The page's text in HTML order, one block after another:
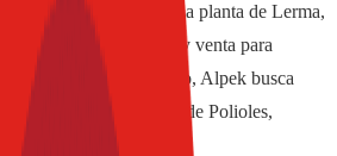
seleccionados en la planta de Lerma,
de comercialización y venta para
y polioles. En paralelo, Alpek busca
del negocio de EPS de Polioles,
en Altamira, México.